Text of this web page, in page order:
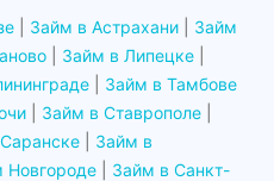
Займ в Астрахани
Займ
Займ в Липецке
Займ в Тамбове
Займ в Ставрополе
Займ в
Займ в Санкт-